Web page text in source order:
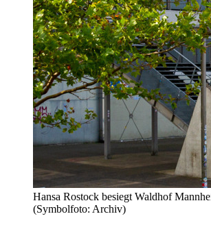
Hansa Rostock besiegt Waldhof
(Symbolfoto: Archiv)